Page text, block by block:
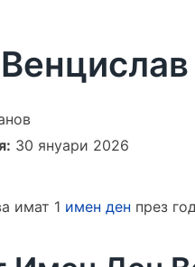
30 януари 2026
имат 1 имен ден през